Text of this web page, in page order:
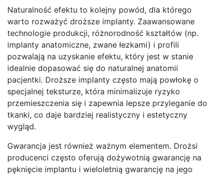
Naturalność efektu to kolejny powód, dla którego
warto rozważyć droższe implanty. Zaawansowane
technologie produkcji, różnorodność kształtów (np.
implanty anatomiczne, zwane łezkami) i profili
pozwalają na uzyskanie efektu, który jest w stanie
idealnie dopasować się do naturalnej anatomii
pacjentki. Droższe implanty często mają powłokę o
specjalnej teksturze, która minimalizuje ryzyko
przemieszczenia się i zapewnia lepsze przyleganie do
tkanki, co daje bardziej realistyczny i estetyczny
wygląd.
Gwarancja jest również ważnym elementem. Drożsi
producenci często oferują dożywotnią gwarancję na
pęknięcie implantu i wieloletnią gwarancję na jego